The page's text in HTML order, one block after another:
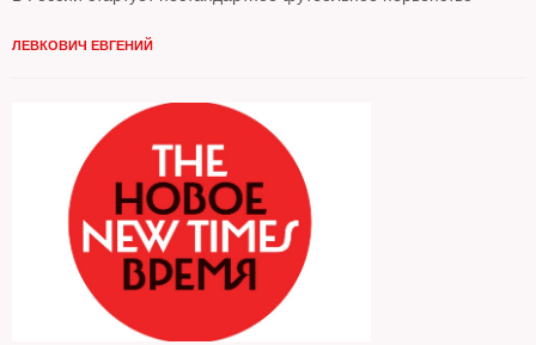
ЛЕВКОВИЧ ЕВГЕНИЙ